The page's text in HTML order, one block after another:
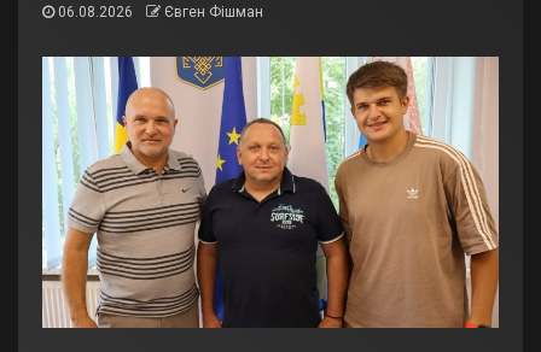
06.08.2026 Євген Фішман